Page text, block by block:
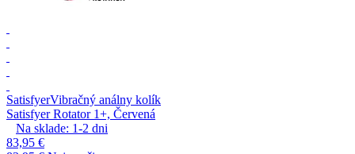
SatisfyerVibračný análny kolík
Satisfyer Rotator 1+, Červená
Na sklade: 1-2 dni
83,95 €